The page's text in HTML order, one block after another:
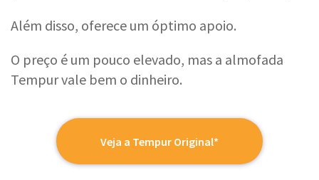
Além disso, oferece um óptimo apoio.
O preço é um pouco elevado, mas a almofada
Tempur vale bem o dinheiro.
Veja a Tempur Original*